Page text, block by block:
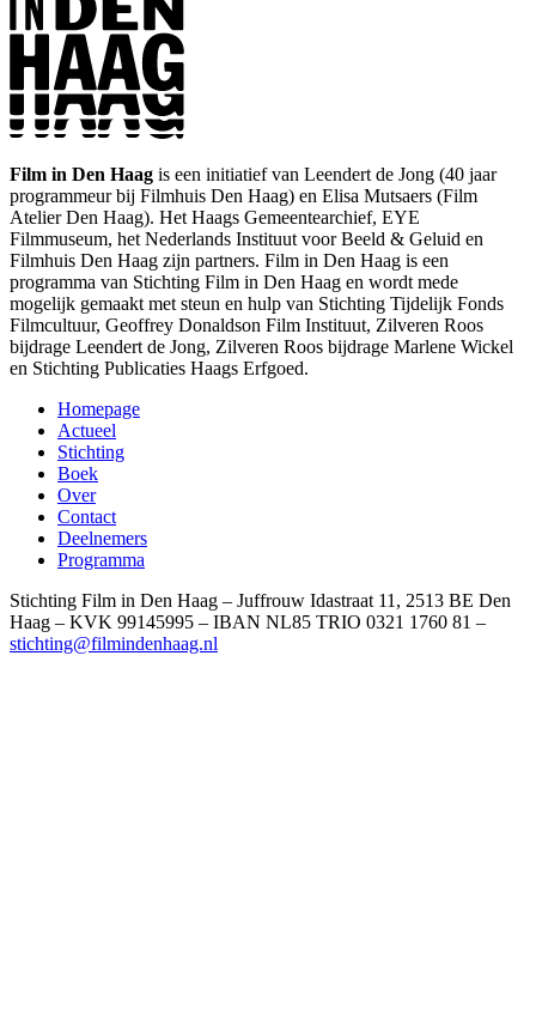
Film in Den Haag is een initiatief van Leendert de Jong (40 jaar
programmeur bij Filmhuis Den Haag) en Elisa Mutsaers (Film
Atelier Den Haag). Het Haags Gemeentearchief, EYE
Filmmuseum, het Nederlands Instituut voor Beeld & Geluid en
Filmhuis Den Haag zijn partners. Film in Den Haag is een
programma van Stichting Film in Den Haag en wordt mede
mogelijk gemaakt met steun en hulp van Stichting Tijdelijk Fonds
Filmcultuur, Geoffrey Donaldson Film Instituut, Zilveren Roos
bijdrage Leendert de Jong, Zilveren Roos bijdrage Marlene Wickel
en Stichting Publicaties Haags Erfgoed.
Homepage
Actueel
Stichting
Boek
Over
Contact
Deelnemers
Programma
Stichting Film in Den Haag – Juffrouw Idastraat 11, 2513 BE Den
Haag – KVK 99145995 – IBAN NL85 TRIO 0321 1760 81 –
stichting@filmindenhaag.nl